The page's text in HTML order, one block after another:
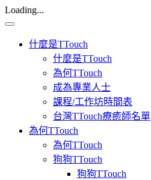
Loading...
Toggle
navigation
什麼是TTouch
什麼是TTouch
為何TTouch
成為專業人士
課程/工作坊時間表
台灣TTouch療癒師名單
為何TTouch
為何TTouch
狗狗TTouch
狗狗TTouch